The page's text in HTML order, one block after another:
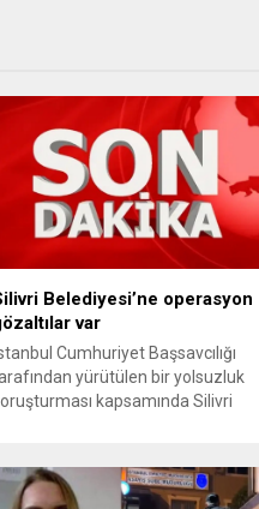
Belediyesi’ne operasyon
var
Cumhuriyet Başsavcılığı
yürütülen bir yolsuzluk
kapsamında Silivri
Belediye Başkanı Bora
Balcıoğlu, belediye bürokratları ve